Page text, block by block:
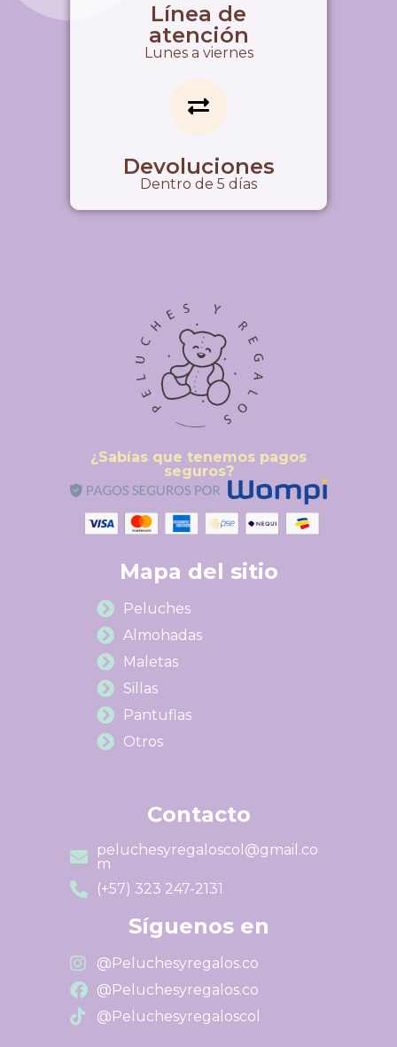
Línea de
atención
Lunes a viernes
Devoluciones
Dentro de 5 días
¿Sabías que tenemos pagos
seguros?
Mapa del sitio
Peluches
Almohadas
Maletas
Sillas
Pantuflas
Otros
Contacto
peluchesyregaloscol@gmail.co
m
(+57) 323 247-2131
Síguenos en
@Peluchesyregalos.co
@Peluchesyregalos.co
@Peluchesyregaloscol